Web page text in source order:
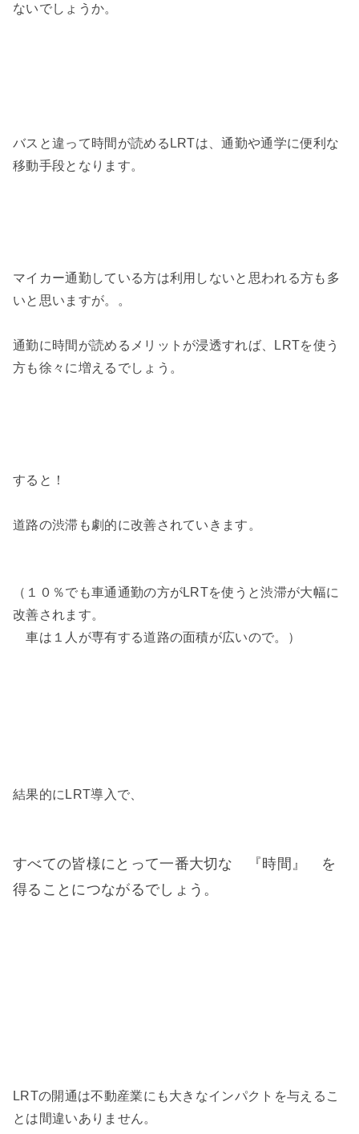
ないでしょうか。
バスと違って時間が読めるLRTは、通勤や通学に便利な
移動手段となります。
マイカー通勤している方は利用しないと思われる方も多
いと思いますが。。
通勤に時間が読めるメリットが浸透すれば、LRTを使う
方も徐々に増えるでしょう。
すると！
道路の渋滞も劇的に改善されていきます。
（１０％でも車通通勤の方がLRTを使うと渋滞が大幅に
改善されます。
車は１人が専有する道路の面積が広いので。）
結果的にLRT導入で、
すべての皆様にとって一番大切な 『時間』 を
得ることにつながるでしょう。
LRTの開通は不動産業にも大きなインパクトを与えるこ
とは間違いありません。